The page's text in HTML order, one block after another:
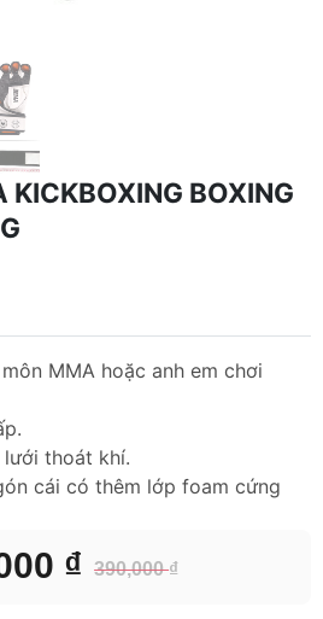
KICKBOXING BOXING
390,000₫
₫
MMA hoặc anh em chơi
thoát khí.
cái có thêm lớp foam cứng